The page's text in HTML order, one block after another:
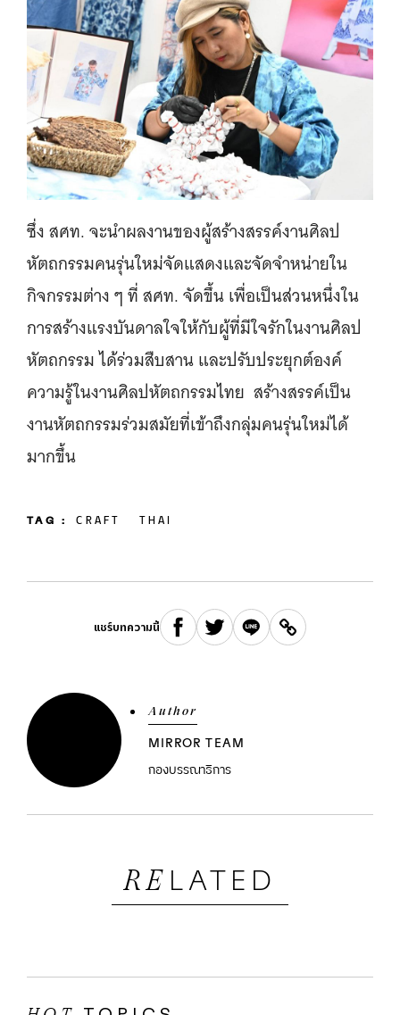
ซึ่ง สศท. จะนำผลงานของผู้สร้างสรรค์งานศิลป
หัตถกรรมคนรุ่นใหม่จัดแสดงและจัดจำหน่ายใน
กิจกรรมต่าง ๆ ที่ สศท. จัดขึ้น เพื่อเป็นส่วนหนึ่งใน
การสร้างแรงบันดาลใจให้กับผู้ที่มีใจรักในงานศิลป
หัตถกรรม ได้ร่วมสืบสาน และปรับประยุกต์องค์
ความรู้ในงานศิลปหัตถกรรมไทย สร้างสรรค์เป็น
งานหัตถกรรมร่วมสมัยที่เข้าถึงกลุ่มคนรุ่นใหม่ได้
มากขึ้น
TAG : CRAFT THAI
แชร์บทความนี้
Author
MIRROR TEAM
กองบรรณาธิการ
RE LATED